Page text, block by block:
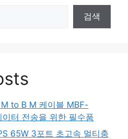
검색
to B M 케이블 MBF-
터 전송을 위한 필수품
65W 3포트 초고속 멀티충